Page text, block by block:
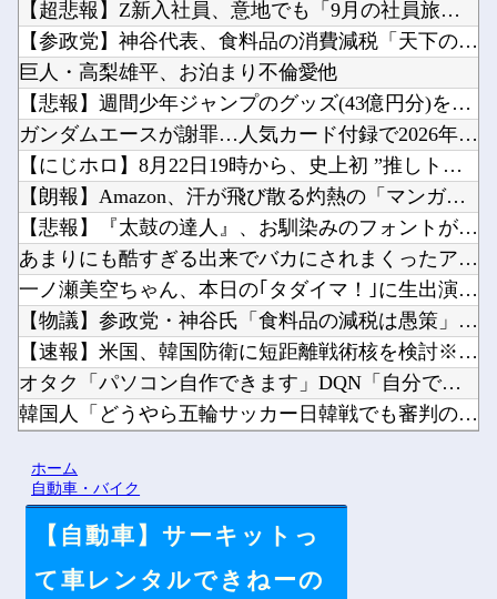
【超悲報】Z新入社員、意地でも「9月の社員旅行」の計画をやら...
【参政党】神谷代表、食料品の消費減税「天下の愚策だ」と批判他
巨人・高梨雄平、お泊まり不倫愛他
【悲報】週間少年ジャンプのグッズ(43億円分)を注文し全てキ...
ガンダムエースが謝罪…人気カード付録で2026年9月号が全国...
【にじホロ】8月22日19時から、史上初 ”推しトークバラエ...
【朗報】Amazon、汗が飛び散る灼熱の「マンガ毎週末セール...
【悲報】『太鼓の達人』、お馴染みのフォントが大人の事情で変更...
あまりにも酷すぎる出来でバカにされまくったアニメ『ワンダンス...
一ノ瀬美空ちゃん、本日の｢タダイマ！｣に生出演！！！【乃木坂...
【物議】参政党・神谷氏「食料品の減税は愚策」←じゃあ他にどん...
【速報】米国、韓国防衛に短距離戦術核を検討※韓国談他
オタク「パソコン自作できます」DQN「自分で車やバイクいじれ...
韓国人「どうやら五輪サッカー日韓戦でも審判の接待があった模様...
今iPhone 17 Pro Max買うってあり？他
Powered by livedoor 相互RSS
ホーム
自動車・バイク
【自動車】サーキットっ
て車レンタルできねーの